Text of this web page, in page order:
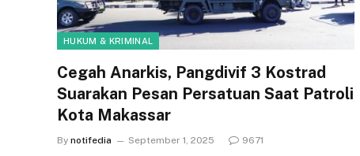
HUKUM & KRIMINAL
Cegah Anarkis, Pangdivif 3 Kostrad
Suarakan Pesan Persatuan Saat Patroli
Kota Makassar
By notifedia September 1, 2025 9671